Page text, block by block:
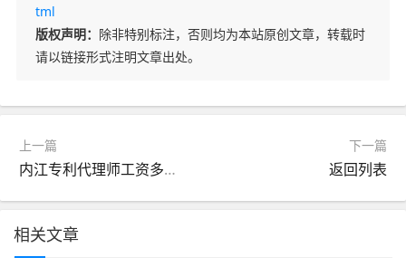
tml
版权声明： 除非特别标注，否则均为本站原创文章，转载时
请以链接形式注明文章出处。
上一篇
内江专利代理师工资多少钱一个月通常-内江专利代理师月工资
下一篇
返回列表
相关文章